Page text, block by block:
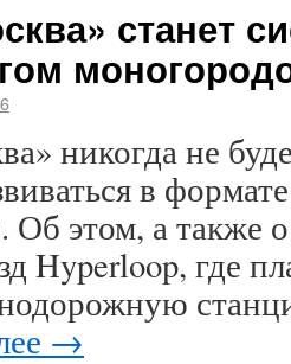
станет
никогда не
в
Об этом, а также
Hyperloop, где
→